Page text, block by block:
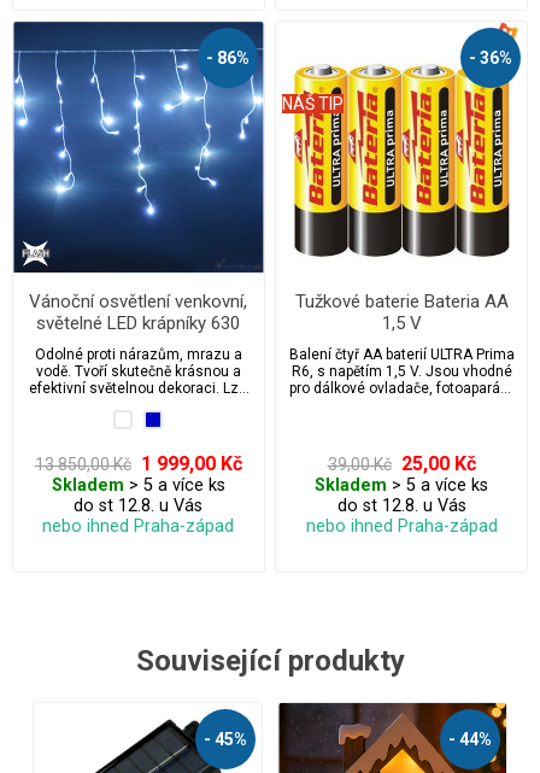
- 86%
Vánoční osvětlení venkovní,
světelné LED krápníky 630
ks/25 m s FLASH a
časovačem
Odolné proti nárazům, mrazu a
vodě. Tvoří skutečně krásnou a
efektivní světelnou dekoraci. Lze
sad najednou na jednu zásuvku.
13 850,00 Kč 1 999,00 Kč
Skladem > 5 a více ks
do st 12.8. u Vás
nebo ihned Praha-západ
- 36%
NÁŠ TIP
Tužkové baterie Bateria AA
1,5 V
Balení čtyř AA baterií ULTRA Prima
R6, s napětím 1,5 V. Jsou vhodné
pro dálkové ovladače, fotoaparáty,
39,00 Kč 25,00 Kč
Skladem > 5 a více ks
do st 12.8. u Vás
nebo ihned Praha-západ
Související produkty
- 56% - 62%